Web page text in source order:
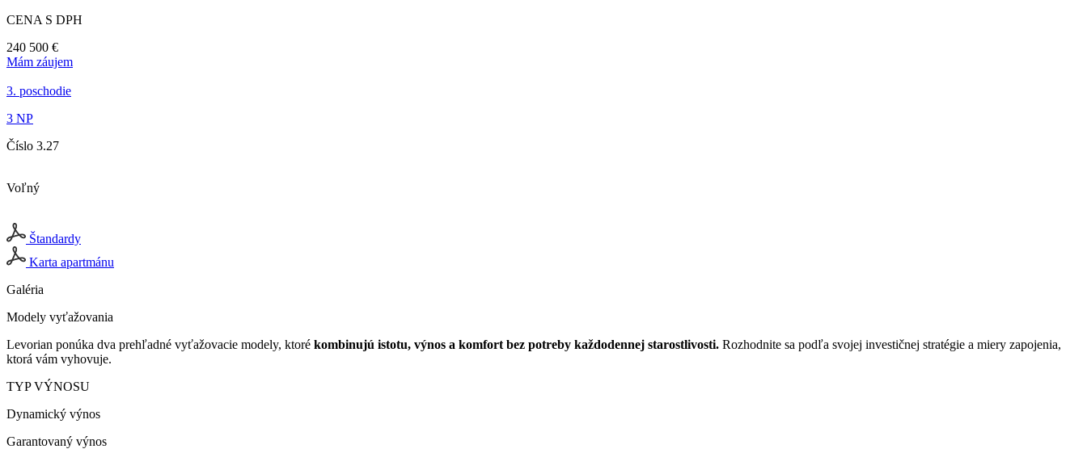
CENA S DPH
240 500 €
Mám záujem
3. poschodie
3 NP
Číslo 3.27
Voľný
Štandardy
Karta apartmánu
Galéria
Modely vyťažovania
Levorian ponúka dva prehľadné vyťažovacie modely, ktoré kombinujú istotu, výnos a komfort bez potreby každodennej starostlivosti. Rozhodnite sa podľa svojej investičnej stratégie a miery zapojenia,
ktorá vám vyhovuje.
TYP VÝNOSU
Dynamický výnos
Garantovaný výnos